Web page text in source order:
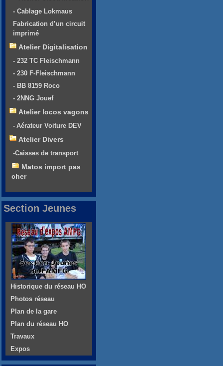
- Cablage Lokmaus
Fabrication d’un circuit
imprimé
Atelier Digitalisation
- 232 TC Fleischmann
- 230 F-Fleischmann
- BB 8159 Roco
- 2NNG Jouef
Atelier locos vagons
- Aérateur Voiture DEV
Atelier Divers
-Caisses de transport
Matos import pas
cher
Section Jeunes
Historique du réseau HO
Photos réseau
Plan de la gare
Plan du réseau HO
Travaux
Expos